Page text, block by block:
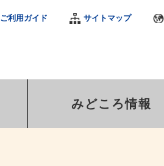
ご利用ガイド サイトマップ
みどころ情報